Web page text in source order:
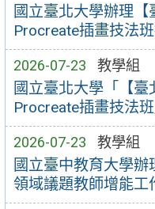
國立臺北大學辦理【
Procreate插畫技法
2026-07-23 教學組
國立臺北大學「【臺
Procreate插畫技法
2026-07-23 教學組
國立臺中教育大學
領域議題教師增能工